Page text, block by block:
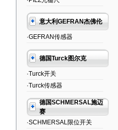
意大利GEFRAN杰佛伦
·GEFRAN传感器
德国Turck图尔克
·Turck开关
·Turck传感器
德国SCHMERSAL施迈
赛
·SCHMERSAL限位开关